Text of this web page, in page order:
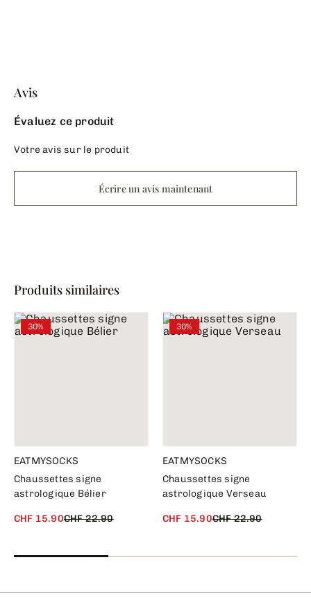
Avis
Évaluez ce produit
Votre avis sur le produit
Écrire un avis maintenant
Produits similaires
30%
EATMYSOCKS
Chaussettes signe
astrologique Bélier
CHF 15.90CHF 22.90
30%
EATMYSOCKS
Chaussettes signe
astrologique Verseau
CHF 15.90CHF 22.90